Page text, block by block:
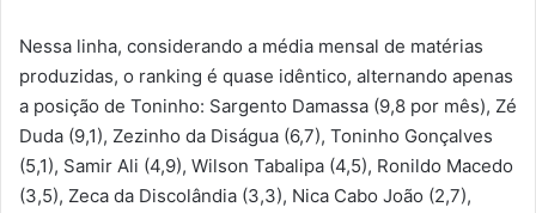
Nessa linha, considerando a média mensal de matérias
produzidas, o ranking é quase idêntico, alternando apenas
a posição de Toninho: Sargento Damassa (9,8 por mês), Zé
Duda (9,1), Zezinho da Diságua (6,7), Toninho Gonçalves
(5,1), Samir Ali (4,9), Wilson Tabalipa (4,5), Ronildo Macedo
(3,5), Zeca da Discolândia (3,3), Nica Cabo João (2,7),